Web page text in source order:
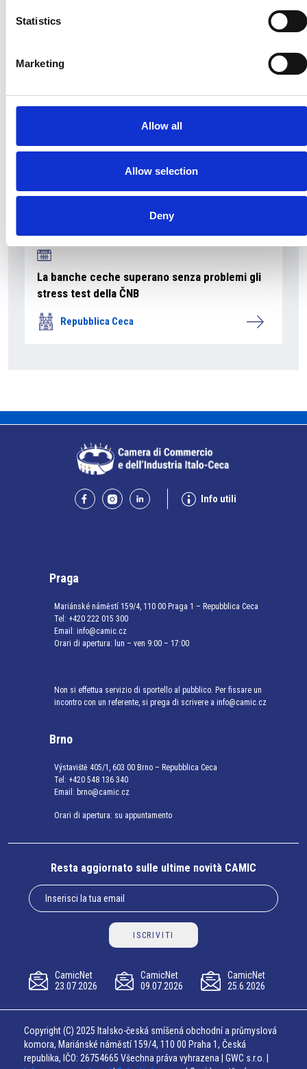
Statistics
Marketing
Allow all
Allow selection
Deny
Ano 2011 schiera un nuovo candidato sindaco
Repubblica Ceca
La banche ceche superano senza problemi gli
stress test della ČNB
Repubblica Ceca
Info utili
Praga
Mariánské náměstí 159/4, 110 00 Praga 1 – Repubblica Ceca
Tel: +420 222 015 300
Email: info@camic.cz
Orari di apertura: lun – ven 9:00 – 17:00
Non si effettua servizio di sportello al pubblico. Per fissare un
incontro con un referente, si prega di scrivere a info@camic.cz
Brno
Výstaviště 405/1, 603 00 Brno – Repubblica Ceca
Tel: +420 548 136 340
Email: brno@camic.cz
Orari di apertura: su appuntamento
Resta aggiornato sulle ultime novità CAMIC
ISCRIVITI
CamicNet
23.07.2026
CamicNet
09.07.2026
CamicNet
25.6.2026
Copyright (C) 2025 Italsko-česká smíšená obchodní a průmyslová
komora, Mariánské náměstí 159/4, 110 00 Praha 1, Česká
republika, IČO: 26754665 Všechna práva vyhrazena | GWC s.r.o. |